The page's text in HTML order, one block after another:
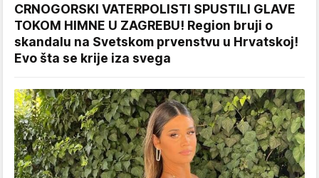
CRNOGORSKI VATERPOLISTI SPUSTILI GLAVE
TOKOM HIMNE U ZAGREBU! Region bruji o
skandalu na Svetskom prvenstvu u Hrvatskoj!
Evo šta se krije iza svega